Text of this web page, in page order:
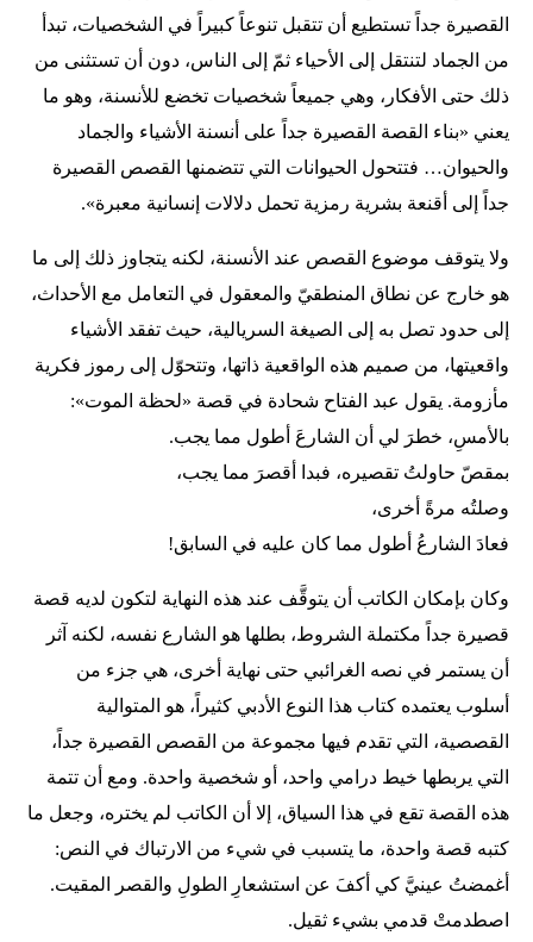
القصيرة جداً تستطيع أن تتقبل تنوعاً كبيراً في الشخصيات، تبدأ
من الجماد لتنتقل إلى الأحياء ثمّ إلى الناس، دون أن تستثنى من
ذلك حتى الأفكار، وهي جميعاً شخصيات تخضع للأنسنة، وهو ما
يعني «بناء القصة القصيرة جداً على أنسنة الأشياء والجماد
والحيوان… فتتحول الحيوانات التي تتضمنها القصص القصيرة
جداً إلى أقنعة بشرية رمزية تحمل دلالات إنسانية معبرة».
ولا يتوقف موضوع القصص عند الأنسنة، لكنه يتجاوز ذلك إلى ما
هو خارج عن نطاق المنطقيّ والمعقول في التعامل مع الأحداث،
إلى حدود تصل به إلى الصيغة السريالية، حيث تفقد الأشياء
واقعيتها، من صميم هذه الواقعية ذاتها، وتتحوّل إلى رموز فكرية
مأزومة. يقول عبد الفتاح شحادة في قصة «لحظة الموت»:
بالأمسِ، خطرَ لي أن الشارعَ أطول مما يجب.
بمقصّ حاولتُ تقصيره، فبدا أقصرَ مما يجب،
وصلتُه مرةً أخرى،
فعادَ الشارعُ أطول مما كان عليه في السابق!
وكان بإمكان الكاتب أن يتوقَّف عند هذه النهاية لتكون لديه قصة
قصيرة جداً مكتملة الشروط، بطلها هو الشارع نفسه، لكنه آثر
أن يستمر في نصه الغرائبي حتى نهاية أخرى، هي جزء من
أسلوب يعتمده كتاب هذا النوع الأدبي كثيراً، هو المتوالية
القصصية، التي تقدم فيها مجموعة من القصص القصيرة جداً،
التي يربطها خيط درامي واحد، أو شخصية واحدة. ومع أن تتمة
هذه القصة تقع في هذا السياق، إلا أن الكاتب لم يختره، وجعل ما
كتبه قصة واحدة، ما يتسبب في شيء من الارتباك في النص:
أغمضتُ عينيَّ كي أكفَ عن استشعارِ الطولِ والقصر المقيت.
اصطدمتْ قدمي بشيء ثقيل.